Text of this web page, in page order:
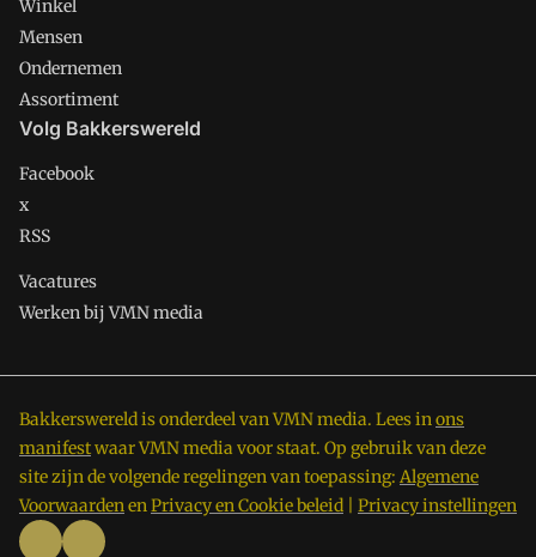
Winkel
Mensen
Ondernemen
Assortiment
Volg Bakkerswereld
Facebook
x
RSS
Vacatures
Werken bij VMN media
Bakkerswereld is onderdeel van VMN media. Lees inons
manifestwaar VMN media voor staat. Op gebruik van deze
site zijn de volgende regelingen van toepassing: Algemene
VoorwaardenenPrivacy en Cookie beleid Privacy instellingen